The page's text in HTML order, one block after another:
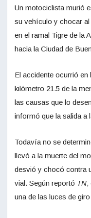
Un motociclista murió
su vehículo y chocar al
en el ramal Tigre de la
hacia la Ciudad de
El accidente ocurrió en
kilómetro 21.5 de la
las causas que lo
informó que la salida a
Todavía no se
llevó a la muerte del
desvió y chocó contra
vial. Según reportó TN,
una de las luces de